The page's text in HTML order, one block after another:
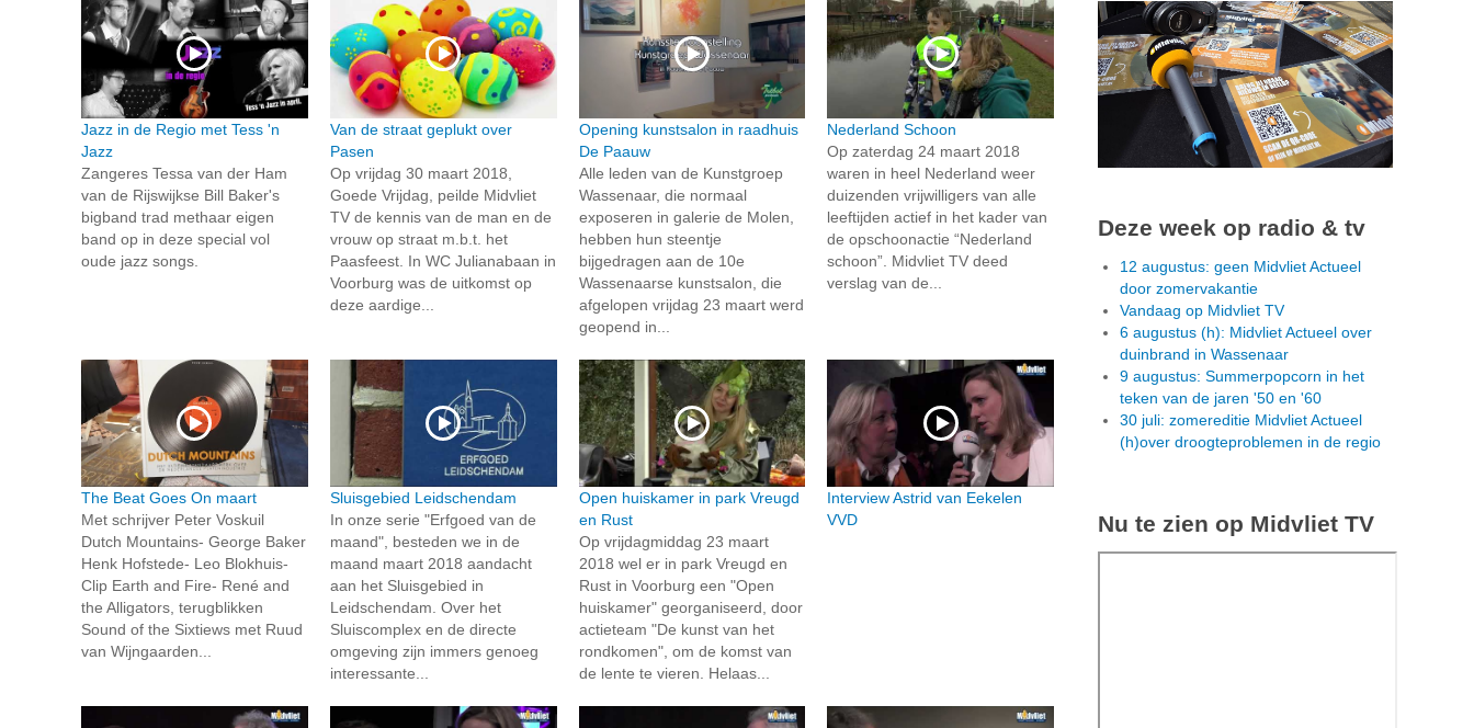
Jazz in de Regio met Tess 'n
Jazz
Zangeres Tessa van der Ham
van de Rijswijkse Bill Baker's
bigband trad methaar eigen
band op in deze special vol
oude jazz songs.
Van de straat geplukt over
Pasen
Op vrijdag 30 maart 2018,
Goede Vrijdag, peilde Midvliet
TV de kennis van de man en de
vrouw op straat m.b.t. het
Paasfeest. In WC Julianabaan in
Voorburg was de uitkomst op
deze aardige...
Opening kunstsalon in raadhuis
De Paauw
Alle leden van de Kunstgroep
Wassenaar, die normaal
exposeren in galerie de Molen,
hebben hun steentje
bijgedragen aan de 10e
Wassenaarse kunstsalon, die
afgelopen vrijdag 23 maart werd
geopend in...
Nederland Schoon
Op zaterdag 24 maart 2018
waren in heel Nederland weer
duizenden vrijwilligers van alle
leeftijden actief in het kader van
de opschoonactie “Nederland
schoon”. Midvliet TV deed
verslag van de...
The Beat Goes On maart
Met schrijver Peter Voskuil
Dutch Mountains- George Baker
Henk Hofstede- Leo Blokhuis-
Clip Earth and Fire- René and
the Alligators, terugblikken
Sound of the Sixtiews met Ruud
van Wijngaarden...
Sluisgebied Leidschendam
In onze serie "Erfgoed van de
maand", besteden we in de
maand maart 2018 aandacht
aan het Sluisgebied in
Leidschendam. Over het
Sluiscomplex en de directe
omgeving zijn immers genoeg
interessante...
Open huiskamer in park Vreugd
en Rust
Op vrijdagmiddag 23 maart
2018 wel er in park Vreugd en
Rust in Voorburg een "Open
huiskamer" georganiseerd, door
actieteam "De kunst van het
rondkomen", om de komst van
de lente te vieren. Helaas...
Interview Astrid van Eekelen
VVD
Deze week op radio & tv
12 augustus: geen Midvliet Actueel
door zomervakantie
Vandaag op Midvliet TV
6 augustus (h): Midvliet Actueel over
duinbrand in Wassenaar
9 augustus: Summerpopcorn in het
teken van de jaren '50 en '60
30 juli: zomereditie Midvliet Actueel
(h)over droogteproblemen in de regio
Nu te zien op Midvliet TV